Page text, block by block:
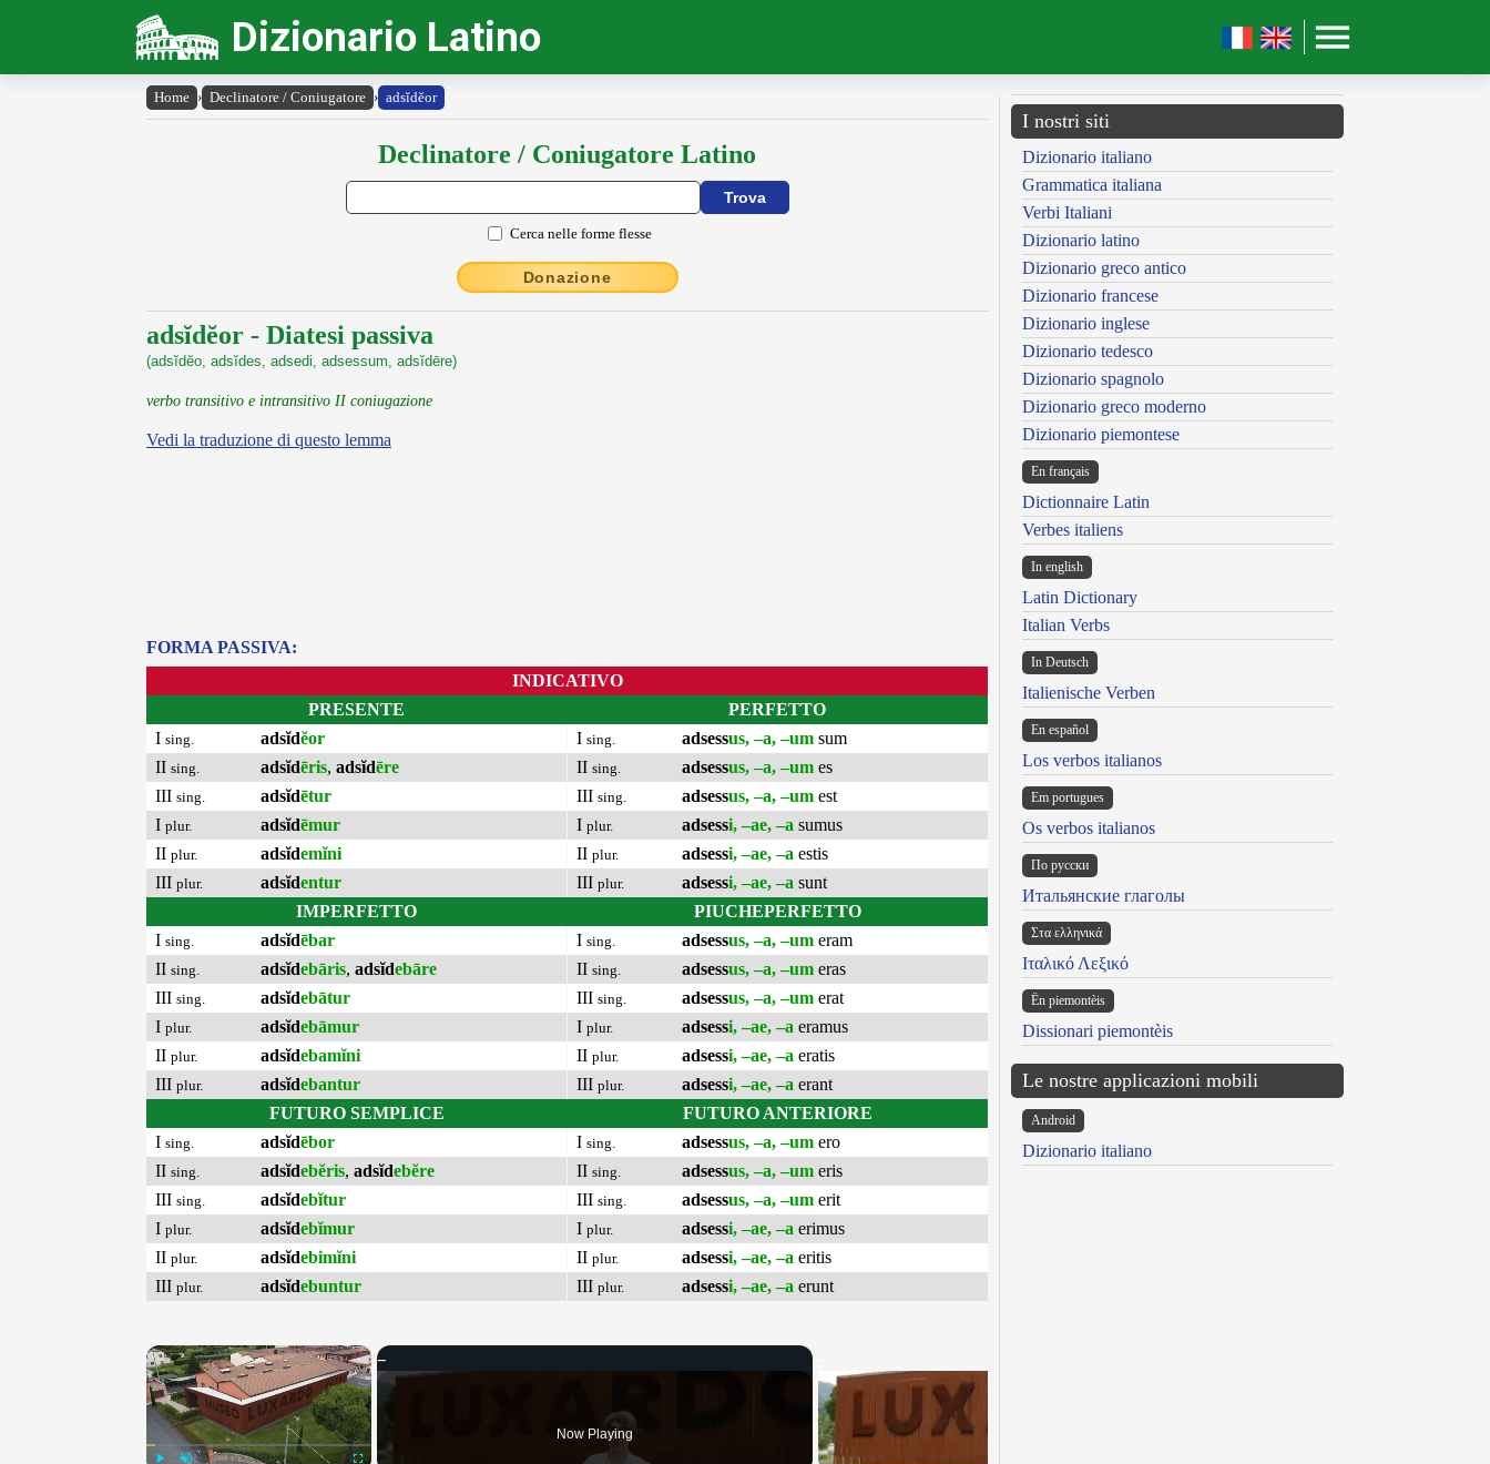
Dizionario Latino
Home › Declinatore / Coniugatore › adsĭdĕor
Declinatore / Coniugatore Latino
Cerca nelle forme flesse
Donazione
adsĭdĕor - Diatesi passiva
(adsĭdĕo, adsĭdes, adsedi, adsessum, adsĭdēre)
verbo transitivo e intransitivo II coniugazione
Vedi la traduzione di questo lemma
FORMA PASSIVA:
INDICATIVO
PRESENTE
I sing. adsĭdĕor
II sing. adsĭdēris, adsĭdēre
III sing. adsĭdētur
I plur. adsĭdēmur
II plur. adsĭdemĭni
III plur. adsĭdentur
IMPERFETTO
I sing. adsĭdēbar
II sing. adsĭdebāris, adsĭdebāre
III sing. adsĭdebātur
I plur. adsĭdebāmur
II plur. adsĭdebamĭni
III plur. adsĭdebantur
FUTURO SEMPLICE
I sing. adsĭdēbor
II sing. adsĭdebĕris, adsĭdebĕre
III sing. adsĭdebĭtur
I plur. adsĭdebĭmur
II plur. adsĭdebimĭni
III plur. adsĭdebuntur
PERFETTO
I sing. adsessus, –a, –um sum
II sing. adsessus, –a, –um es
III sing. adsessus, –a, –um est
I plur. adsessi, –ae, –a sumus
II plur. adsessi, –ae, –a estis
III plur. adsessi, –ae, –a sunt
PIUCHEPERFETTO
I sing. adsessus, –a, –um eram
II sing. adsessus, –a, –um eras
III sing. adsessus, –a, –um erat
I plur. adsessi, –ae, –a eramus
II plur. adsessi, –ae, –a eratis
III plur. adsessi, –ae, –a erant
FUTURO ANTERIORE
I sing. adsessus, –a, –um ero
II sing. adsessus, –a, –um eris
III sing. adsessus, –a, –um erit
I plur. adsessi, –ae, –a erimus
II plur. adsessi, –ae, –a eritis
III plur. adsessi, –ae, –a erunt
×
Now Playing
I nostri siti
Dizionario italiano
Grammatica italiana
Verbi Italiani
Dizionario latino
Dizionario greco antico
Dizionario francese
Dizionario inglese
Dizionario tedesco
Dizionario spagnolo
Dizionario greco moderno
Dizionario piemontese
En français
Dictionnaire Latin
Verbes italiens
In english
Latin Dictionary
Italian Verbs
In Deutsch
Italienische Verben
En español
Los verbos italianos
Em portugues
Os verbos italianos
По русски
Итальянские глаголы
Στα ελληνικά
Ιταλικό Λεξικό
Ën piemontèis
Dissionari piemontèis
Le nostre applicazioni mobili
Android
Dizionario italiano